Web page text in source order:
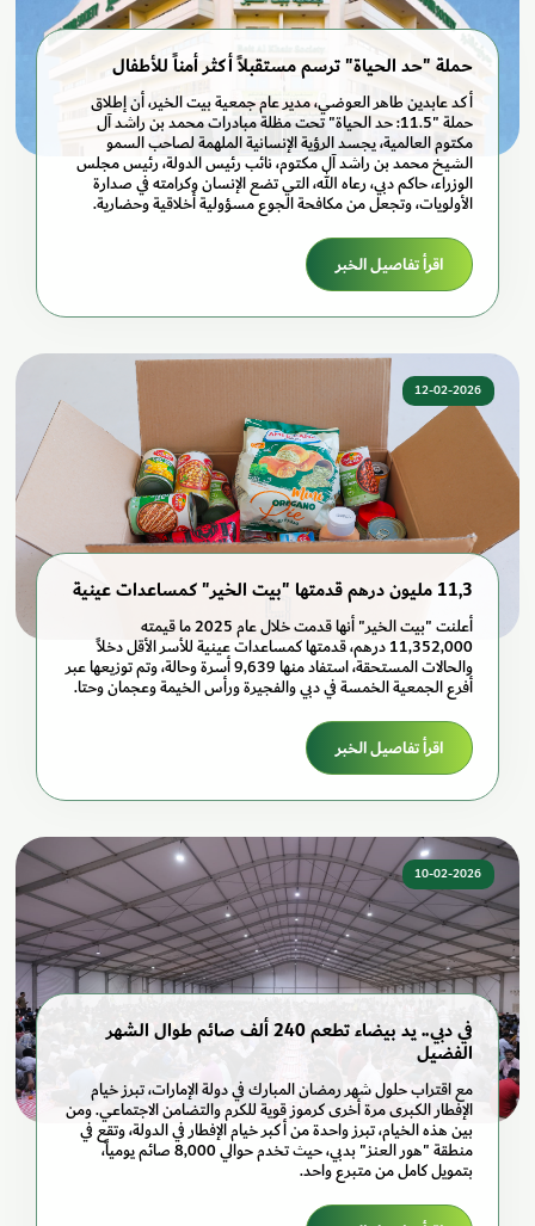
حملة "حد الحياة" ترسم مستقبلاً أكثر أمناً للأطفال
أكد عابدين طاهر العوضي، مدير عام جمعية بيت الخير، أن إطلاق
حملة "11.5: حد الحياة" تحت مظلة مبادرات محمد بن راشد آل
مكتوم العالمية، يجسد الرؤية الإنسانية الملهمة لصاحب السمو
الشيخ محمد بن راشد آل مكتوم، نائب رئيس الدولة، رئيس مجلس
الوزراء، حاكم دبي، رعاه الله، التي تضع الإنسان وكرامته في صدارة
الأولويات، وتجعل من مكافحة الجوع مسؤولية أخلاقية وحضارية.
اقرأ تفاصيل الخبر
12-02-2026
11,3 مليون درهم قدمتها "بيت الخير" كمساعدات عينية
أعلنت "بيت الخير" أنها قدمت خلال عام 2025 ما قيمته
11,352,000 درهم، قدمتها كمساعدات عينية للأسر الأقل دخلاً
والحالات المستحقة، استفاد منها 9,639 أسرة وحالة، وتم توزيعها عبر
أفرع الجمعية الخمسة في دبي والفجيرة ورأس الخيمة وعجمان وحتا.
اقرأ تفاصيل الخبر
10-02-2026
في دبي.. يد بيضاء تطعم 240 ألف صائم طوال الشهر
الفضيل
مع اقتراب حلول شهر رمضان المبارك في دولة الإمارات، تبرز خيام
الإفطار الكبرى مرة أخرى كرموز قوية للكرم والتضامن الاجتماعي. ومن
بين هذه الخيام، تبرز واحدة من أكبر خيام الإفطار في الدولة، وتقع في
منطقة "هور العنز" بدبي، حيث تخدم حوالي 8,000 صائم يومياً،
بتمويل كامل من متبرع واحد.